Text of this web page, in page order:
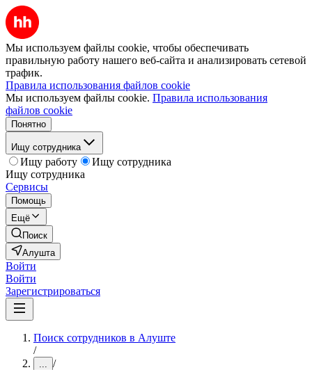
Мы используем файлы cookie, чтобы обеспечивать
правильную работу нашего веб-сайта и анализировать сетевой
трафик.
Правила использования файлов cookie
Мы используем файлы cookie. Правила использования
файлов cookie
Понятно
Ищу сотрудника
Ищу работу
Ищу сотрудника
Ищу сотрудника
Сервисы
Помощь
Ещё
Поиск
Алушта
Войти
Войти
Зарегистрироваться
Поиск сотрудников в Алуште
/
... /